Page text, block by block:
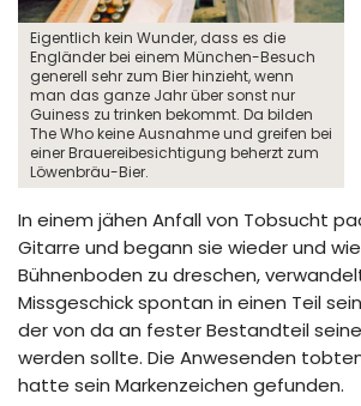
Eigentlich kein Wunder, dass es die
Engländer bei einem München-Besuch
generell sehr zum Bier hinzieht, wenn
man das ganze Jahr über sonst nur
Guiness zu trinken bekommt. Da bilden
The Who keine Ausnahme und greifen bei
einer Brauereibesichtigung beherzt zum
Löwenbräu-Bier.
In einem jähen Anfall von Tobsucht
Gitarre und begann sie wieder und
Bühnenboden zu dreschen,
Missgeschick spontan in einen Teil
der von da an fester Bestandteil
werden sollte. Die Anwesenden
hatte sein Markenzeichen gefunden.